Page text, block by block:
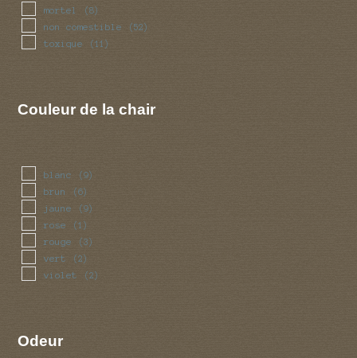
mortel (8)
non comestible (52)
toxique (11)
Couleur de la chair
blanc (9)
brun (6)
jaune (9)
rose (1)
rouge (3)
vert (2)
violet (2)
Odeur